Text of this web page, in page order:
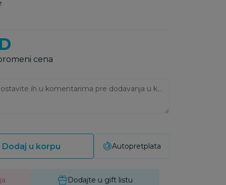
cena
Ukoliko imate napomene, ostavite ih u komentarima pre dodavanja u korpu:
Dodaj u korpu Autopretplata
Dodajte u gift listu